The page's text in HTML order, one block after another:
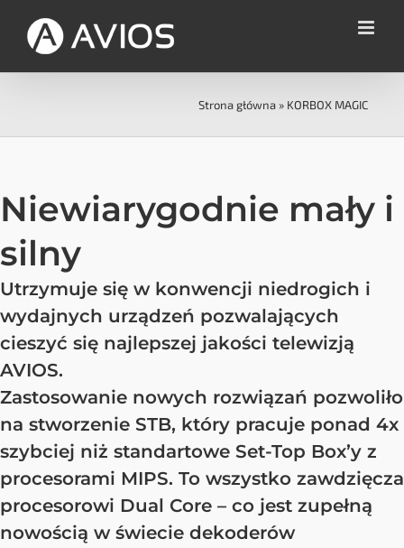
zawartości
Strona główna » KORBOX MAGIC
Niewiarygodnie mały i
silny
Utrzymuje się w konwencji niedrogich i
wydajnych urządzeń pozwalających
cieszyć się najlepszej jakości telewizją
AVIOS.
Zastosowanie nowych rozwiązań pozwoliło
na stworzenie STB, który pracuje ponad 4x
szybciej niż standartowe Set-Top Box’y z
procesorami MIPS. To wszystko zawdzięcza
procesorowi Dual Core – co jest zupełną
nowością w świecie dekoderów